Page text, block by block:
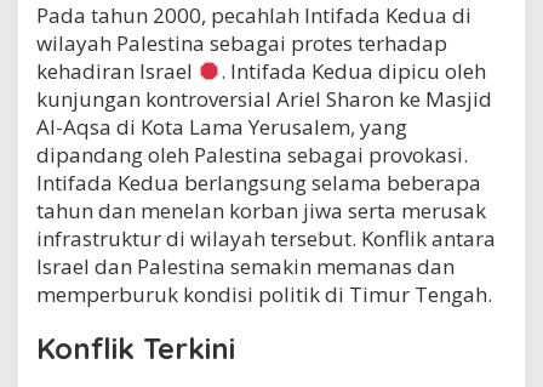
Pada tahun 2000, pecahlah Intifada Kedua di
wilayah Palestina sebagai protes terhadap
kehadiran Israel
. Intifada Kedua dipicu oleh
kunjungan kontroversial Ariel Sharon ke Masjid
Al-Aqsa di Kota Lama Yerusalem, yang
dipandang oleh Palestina sebagai provokasi.
Intifada Kedua berlangsung selama beberapa
tahun dan menelan korban jiwa serta merusak
infrastruktur di wilayah tersebut. Konflik antara
Israel dan Palestina semakin memanas dan
memperburuk kondisi politik di Timur Tengah.
Konflik Terkini